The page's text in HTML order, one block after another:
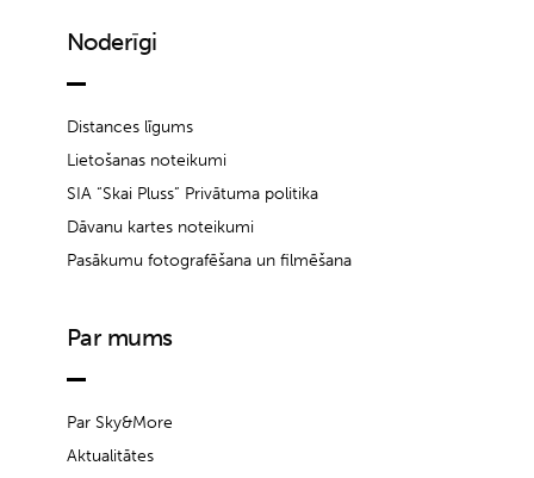
Noderīgi
Distances līgums
Lietošanas noteikumi
SIA “Skai Pluss” Privātuma politika
Dāvanu kartes noteikumi
Pasākumu fotografēšana un filmēšana
Par mums
Par Sky&More
Aktualitātes